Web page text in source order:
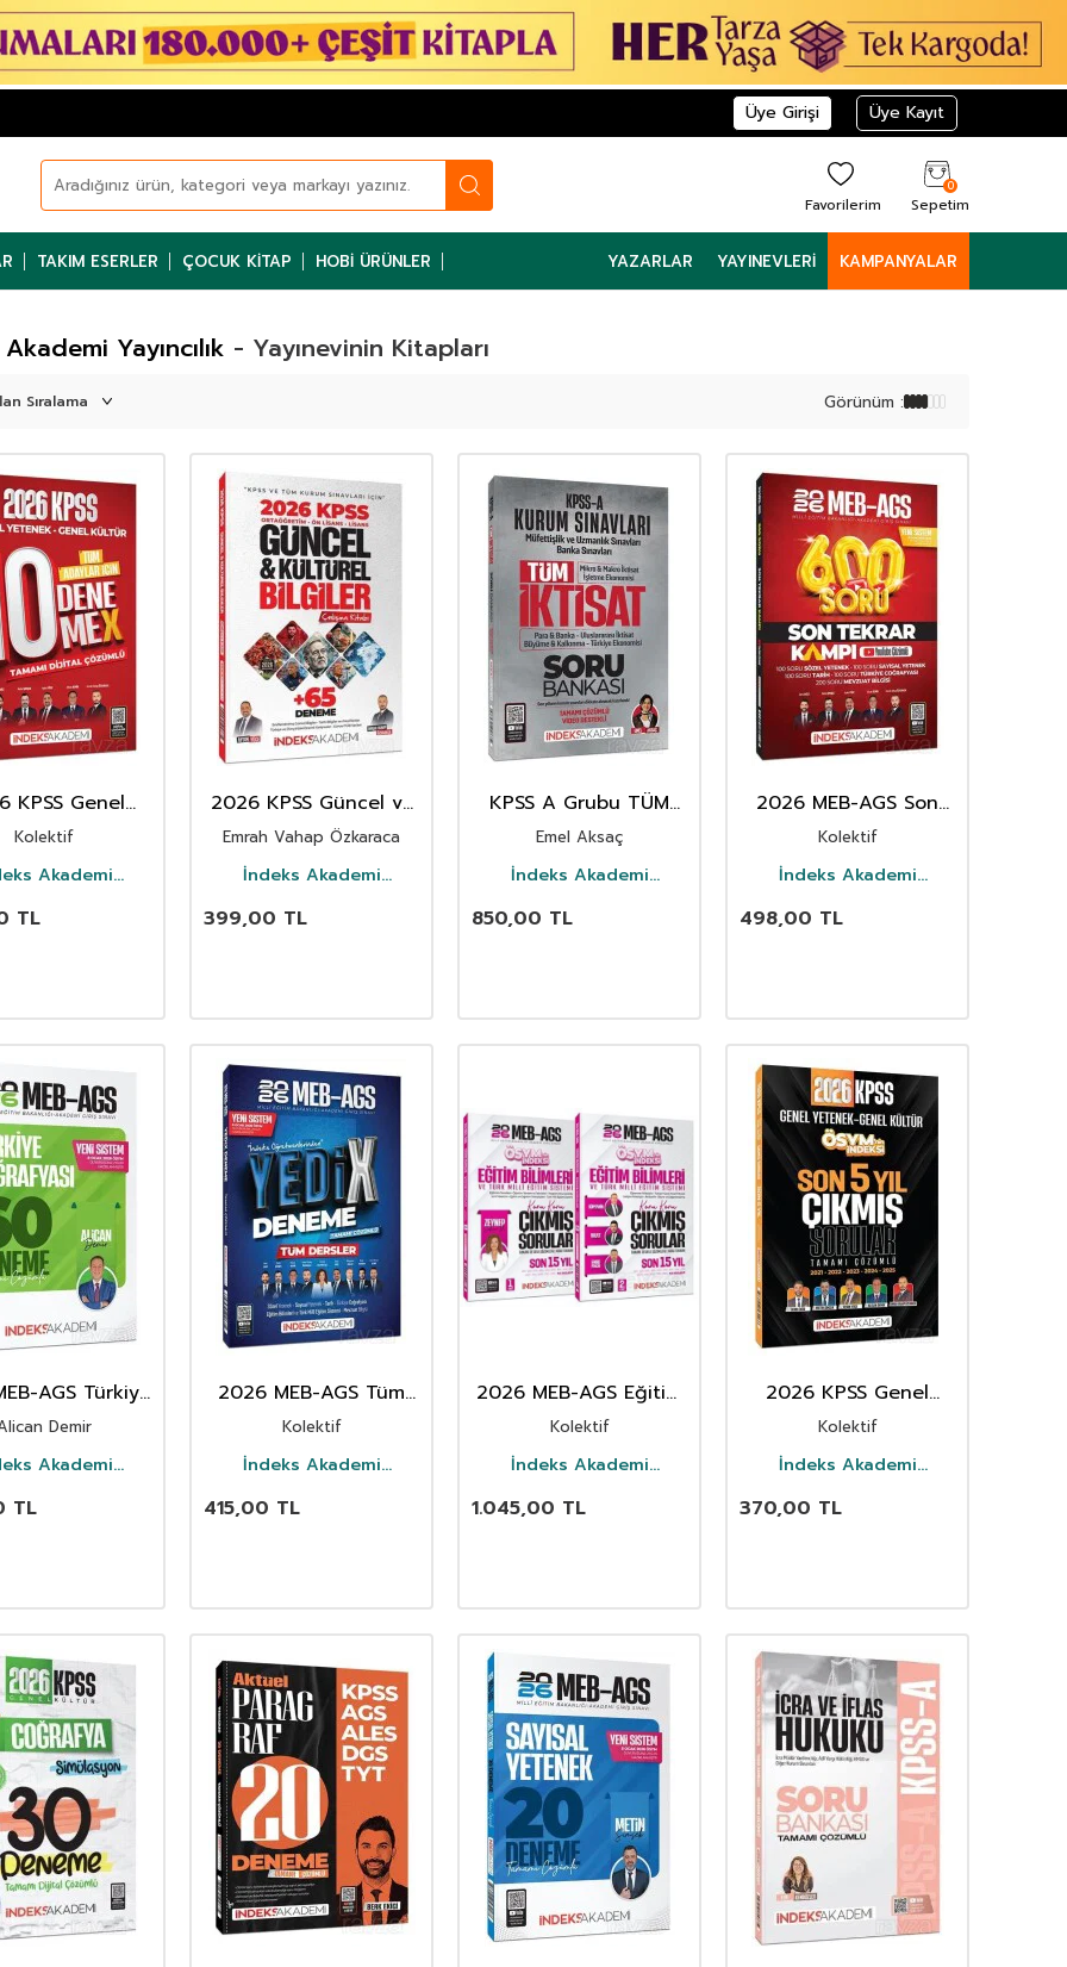
Üye Girişi Üye Kayıt
Favorilerim
0
Sepetim
TAKIM ESERLER ÇOCUK KITAP HOBI ÜRÜNLER YAZARLAR YAYINEVLERI KAMPANYALAR
- Yayınevinin Kitapları
Yayıncılık
Görünüm :
KPSS Genel
Genel Kültür
Çözümlü
Kolektif
Akademi
TL
2026 KPSS Güncel ve
Kültürel Bilgiler
Çalışma Kitabı (65
Deneme İlaveli)
Emrah Vahap Özkaraca
İndeks Akademi
399,00 TL
KPSS A Grubu TÜM
İktisat Soru Bankası
Çözümlü
Emel Aksaç
İndeks Akademi
850,00 TL
2026 MEB-AGS Son
Tekrar Kampı 600
Soru Bankası Youtube
Video Çözümlü
Kolektif
İndeks Akademi
498,00 TL
AGS Türkiye
60
Çözümlü
Demir
Akademi
TL
2026 MEB-AGS Tüm
Dersler YediX 7
Deneme Çözümlü
Kolektif
İndeks Akademi
415,00 TL
2026 MEB-AGS Eğitim
Bilimleri ve Türk Milli
Eğitim Sistemi ÖSYM
nin İndeksi Çıkmış
Kolektif
İndeks Akademi
1.045,00 TL
2026 KPSS Genel
Yetenek Genel Kültür
ÖSYM'in İndeksi Çıkmış
Sorular Son 5 Yıl
Kolektif
İndeks Akademi
370,00 TL